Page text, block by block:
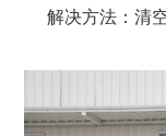
解决方法：清空